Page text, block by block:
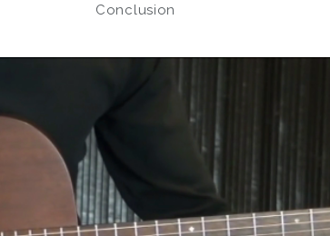
Conclusion